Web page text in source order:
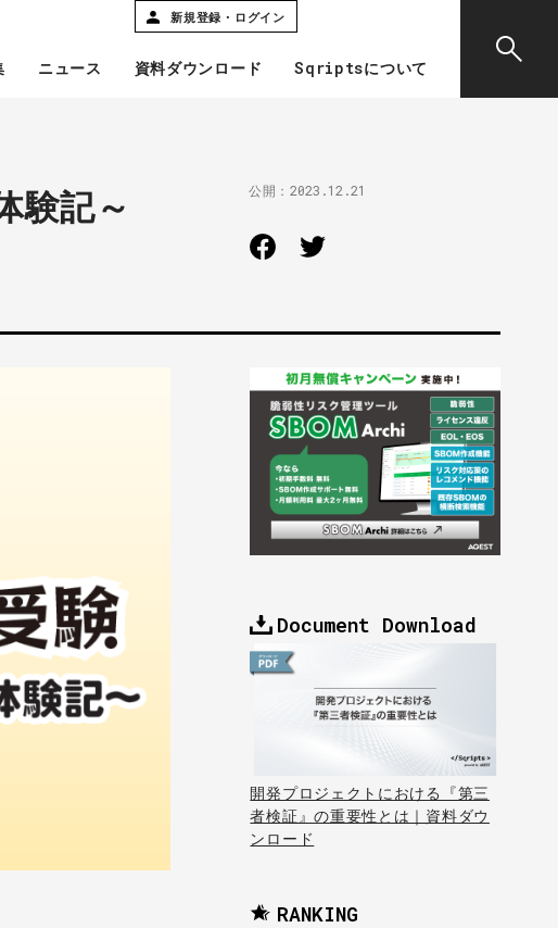
新規登録・ログイン
ニュース 資料ダウンロード Sqriptsについて
験記～ 公開：2023.12.21
Document Download
開発プロジェクトにおける『第三
者検証』の重要性とは｜資料ダウ
ンロード
RANKING